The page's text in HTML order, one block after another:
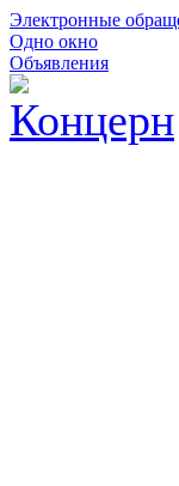
Электронные
Одно окно
Объявления